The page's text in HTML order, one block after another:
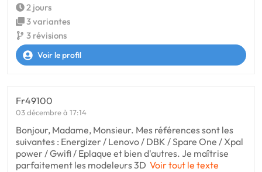
2 jours
3 variantes
3 révisions
Voir le profil
Fr49100
03 décembre à 17:14
Bonjour, Madame, Monsieur. Mes références sont les
suivantes : Energizer / Lenovo / DBK / Spare One / Xpal
power / Gwifi / Eplaque et bien d'autres. Je maîtrise
parfaitement les modeleurs 3D Voir tout le texte